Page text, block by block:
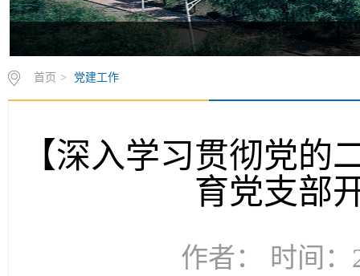
首页 > 党建工作
【深入学习贯彻党的
育党支部
作者： 时间：